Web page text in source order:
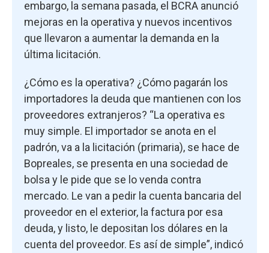
embargo, la semana pasada, el BCRA anunció
mejoras en la operativa y nuevos incentivos
que llevaron a aumentar la demanda en la
última licitación.
¿Cómo es la operativa? ¿Cómo pagarán los
importadores la deuda que mantienen con los
proveedores extranjeros? “La operativa es
muy simple. El importador se anota en el
padrón, va a la licitación (primaria), se hace de
Bopreales, se presenta en una sociedad de
bolsa y le pide que se lo venda contra
mercado. Le van a pedir la cuenta bancaria del
proveedor en el exterior, la factura por esa
deuda, y listo, le depositan los dólares en la
cuenta del proveedor. Es así de simple”, indicó